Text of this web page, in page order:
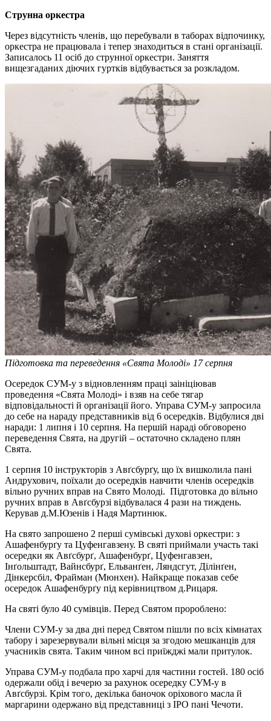
Струнна оркестра
Через відсутність членів, що перебували в таборах відпочинку,
оркестра не працювала і тепер знаходиться в стані організації.
Записалось 11 осіб до струнної оркестри. Заняття
вищезгаданих діючих гуртків відбувається за розкладом.
Підготовка та переведення «Свята Молоді» 17 серпня
Осередок СУМ-у з відновленням праці заініціював
проведення «Свята Молоді» і взяв на себе тягар
відповідальності й організації його. Управа СУМ-у запросила
до себе на нараду представників від 6 осередків. Відбулися дві
наради: 1 липня і 10 серпня. На першій нараді обговорено
переведення Свята, на другій – остаточно складено плян
Свята.
1 серпня 10 інструкторів з Авґсбурґу, що їх вишколила пані
Андрухович, поїхали до осередків навчити членів осередків
вільно ручних вправ на Свято Молоді. Підготовка до вільно
ручних вправ в Авґсбурзі відбувалася 4 рази на тиждень.
Керував д.М.Юзенів і Надя Мартинюк.
На свято запрошено 2 перші сумівські духові оркестри: з
Ашафенбурґу та Цуфенгавзену. В святі приймали участь такі
осередки як Авґсбурґ, Ашафенбурґ, Цуфенгавзен,
Інґольштадт, Вайнсбурґ, Ельванґен, Ляндсгут, Ділінґен,
Дінкерсбіл, Фрайман (Мюнхен). Найкраще показав себе
осередок Ашафенбурґу під керівництвом д.Рицаря.
На святі було 40 сумівців. Перед Святом пророблено:
Члени СУМ-у за два дні перед Святом пішли по всіх кімнатах
табору і зарезервували вільні місця за згодою мешканців для
учасників свята. Таким чином всі приїжджі мали притулок.
Управа СУМ-у подбала про харчі для частини гостей. 180 осіб
одержали обід і вечерю за рахунок осередку СУМ-у в
Авґсбурзі. Крім того, декілька баночок оріхового масла й
маргарини одержано від представниці з ІРО пані Чечоти.